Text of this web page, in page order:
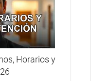
Horarios y